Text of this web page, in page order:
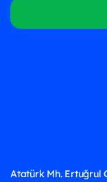
Atatürk Mh. Ertuğrul